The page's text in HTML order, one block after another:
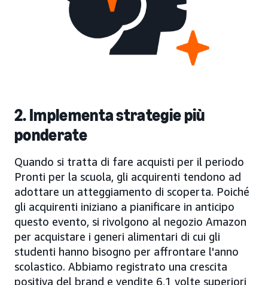
2. Implementa strategie più
ponderate
Quando si tratta di fare acquisti per il periodo
Pronti per la scuola, gli acquirenti tendono ad
adottare un atteggiamento di scoperta. Poiché
gli acquirenti iniziano a pianificare in anticipo
questo evento, si rivolgono al negozio Amazon
per acquistare i generi alimentari di cui gli
studenti hanno bisogno per affrontare l'anno
scolastico. Abbiamo registrato una crescita
positiva del brand e vendite 6,1 volte superiori